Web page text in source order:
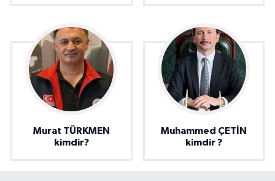
Murat TÜRKMEN
kimdir?
Muhammed ÇETİN
kimdir ?